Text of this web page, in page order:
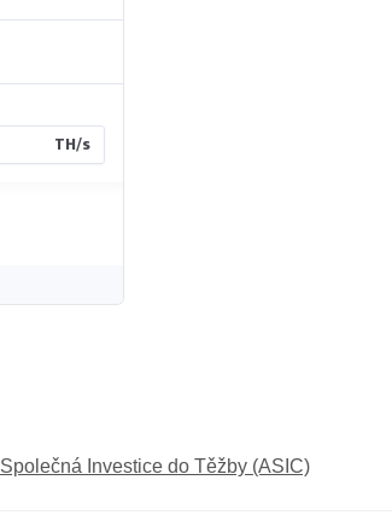
TH/s
Společná Investice do Těžby (ASIC)